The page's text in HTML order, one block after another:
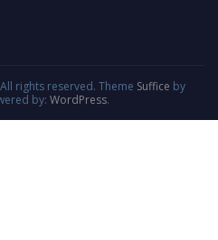
rights reserved. Theme Suffice by
by: WordPress.